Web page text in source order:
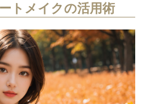
トメイクの活用術